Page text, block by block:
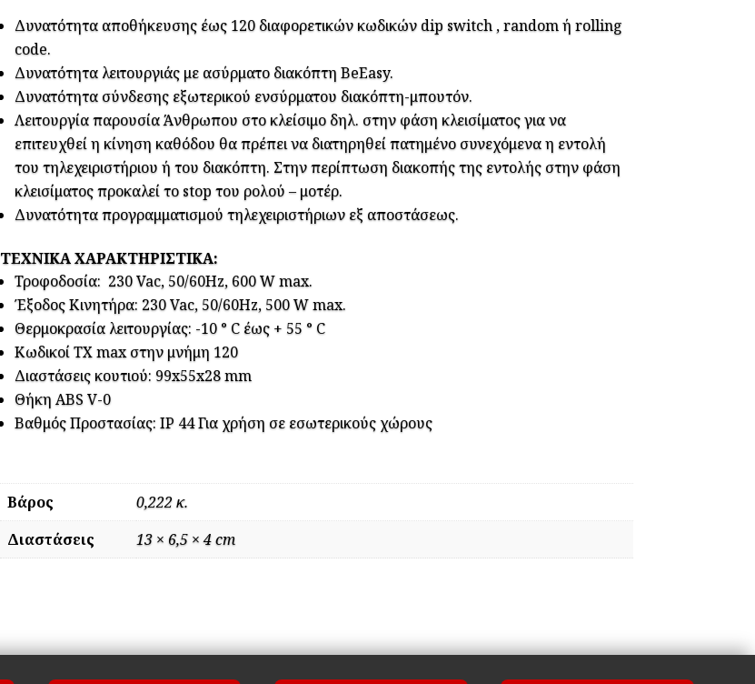
Δυνατότητα αποθήκευσης έως 120 διαφορετικών κωδικών dip switch , random ή rolling
code.
Δυνατότητα λειτουργιάς με ασύρματo διακόπτη BeEasy.
Δυνατότητα σύνδεσης εξωτερικού ενσύρματου διακόπτη-μπουτόν.
Λειτουργία παρουσία Άνθρωπου στο κλείσιμο δηλ. στην φάση κλεισίματος για να
επιτευχθεί η κίνηση καθόδου θα πρέπει να διατηρηθεί πατημένο συνεχόμενα η εντολή
του τηλεχειριστήριου ή του διακόπτη. Στην περίπτωση διακοπής της εντολής στην φάση
κλεισίματος προκαλεί το stop του ρολού – μοτέρ.
Δυνατότητα προγραμματισμού τηλεχειριστήριων εξ αποστάσεως.
ΤΕΧΝΙΚΑ ΧΑΡΑΚΤΗΡΙΣΤΙΚΑ:
Τροφοδοσία: 230 Vac, 50/60Hz, 600 W max.
Έξοδος Κινητήρα: 230 Vac, 50/60Hz, 500 W max.
Θερμοκρασία λειτουργίας: -10 ° C έως + 55 ° C
Κωδικοί ΤΧ max στην μνήμη 120
Διαστάσεις κουτιού: 99x55x28 mm
Θήκη ABS V-0
Βαθμός Προστασίας: IP 44 Για χρήση σε εσωτερικούς χώρους
Βάρος
0,222 κ.
Διαστάσεις
13 × 6,5 × 4 cm